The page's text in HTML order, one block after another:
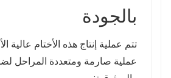
بالجودة
تتم عملية إنتاج هذه الأختام عالية
عملية صارمة ومتعددة المراحل